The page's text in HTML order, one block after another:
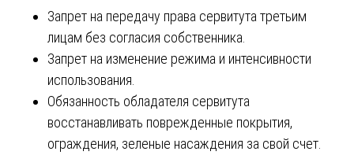
Запрет на передачу права сервитута третьим
лицам без согласия собственника.
Запрет на изменение режима и интенсивности
использования.
Обязанность обладателя сервитута
восстанавливать поврежденные покрытия,
ограждения, зеленые насаждения за свой счет.